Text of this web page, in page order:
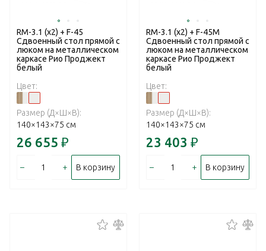
RM-3.1 (x2) + F-45
Сдвоенный стол прямой с
люком на металлическом
каркасе Рио Проджект
белый
Цвет:
Размер (Д×Ш×В):
140×143×75 см
26 655 ₽
– + В корзину
RM-3.1 (x2) + F-45M
Сдвоенный стол прямой с
люком на металлическом
каркасе Рио Проджект
белый
Цвет:
Размер (Д×Ш×В):
140×143×75 см
23 403 ₽
– + В корзину